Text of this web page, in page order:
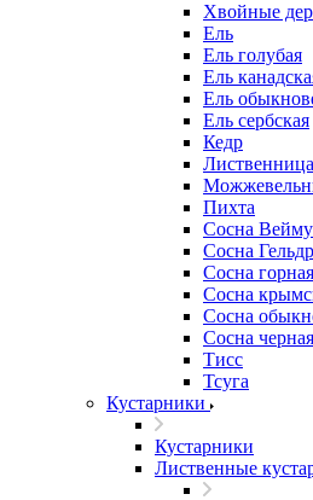
Хвойные
Ель
Ель голубая
Ель
Ель
Ель сербская
Кедр
Лиственница
Пихта
Сосна
Сосна
Сосна горная
Сосна
Сосна
Сосна черная
Тисс
Тсуга
Кустарники
Кустарники
Лиственные